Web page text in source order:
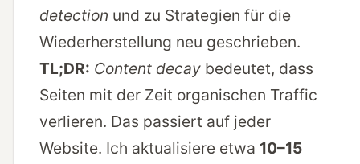
detection und zu Strategien für die
Wiederherstellung neu geschrieben.
TL;DR: Content decay bedeutet, dass
Seiten mit der Zeit organischen Traffic
verlieren. Das passiert auf jeder
Website. Ich aktualisiere etwa 10–15